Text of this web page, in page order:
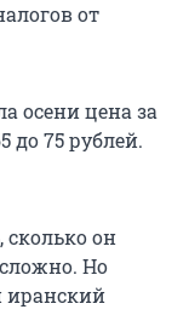
от
осени цена за
до 75 рублей.
сколько он
Но
иранский